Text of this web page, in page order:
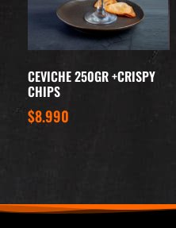
CEVICHE 250GR +CRISPY
CHIPS
$8.990